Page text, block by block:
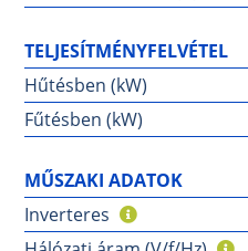
TELJESÍTMÉNYFELVÉTEL
Hűtésben (kW)
Fűtésben (kW)
MŰSZAKI ADATOK
Inverteres